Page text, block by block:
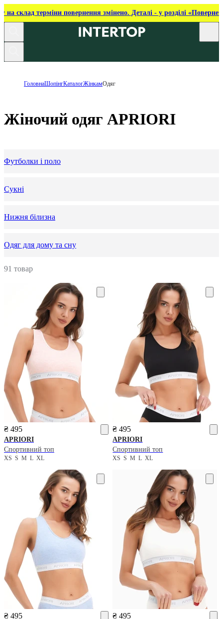
на склад терміни повернення змінено. Деталі - у розділі
ГоловнаШопінгКаталогЖінкамОдяг
Жіночий одяг APRIORI
Футболки і поло
Сукні
Нижня білизна
Одяг для дому та сну
91 товар
₴ 495
APRIORI
Спортивний топ
XS S M L XL
₴ 495
APRIORI
Спортивний топ
XSSMLXL
₴ 495 ₴ 495